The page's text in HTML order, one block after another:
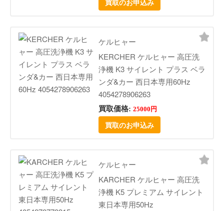
買取のお申込み
ケルヒャー
KERCHER ケルヒャー 高圧洗
浄機 K3 サイレント プラス ベラ
ンダ&カー 西日本専用60Hz
4054278906263
買取価格: 25000円
買取のお申込み
ケルヒャー
KARCHER ケルヒャー 高圧洗
浄機 K5 プレミアム サイレント
東日本専用50Hz